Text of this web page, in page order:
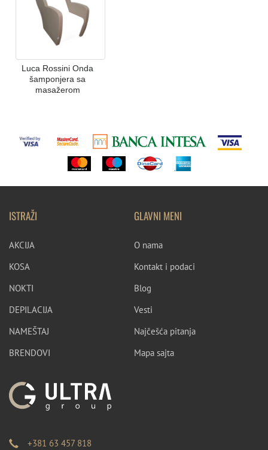
Luca Rossini Onda
šamponjera sa
masažerom
ISTRAŽI
AKCIJA
KOSA
NOKTI
DEPILACIJA
NAMEŠTAJ
BRENDOVI
GLAVNI MENI
O nama
Kontakt i podaci
Blog
Vesti
Najčešća pitanja
Mapa sajta
+381 63 457 818